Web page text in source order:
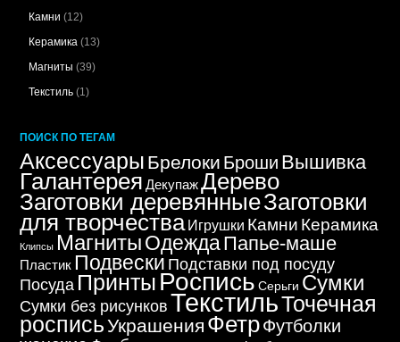
Камни (12)
Керамика (13)
Магниты (39)
Текстиль (1)
ПОИСК ПО ТЕГАМ
Аксессуары Брелоки Броши Вышивка
Галантерея Декупаж Дерево
Заготовки деревянныеЗаготовки
для творчестваИгрушки Камни Керамика
Клипсы Магниты ОдеждаПапье-маше
Пластик Подвески Подставки под посуду
Посуда Принты Роспись Серьги Сумки
Сумки без рисунков ТекстильТочечная
росписьУкрашения ФетрФутболки